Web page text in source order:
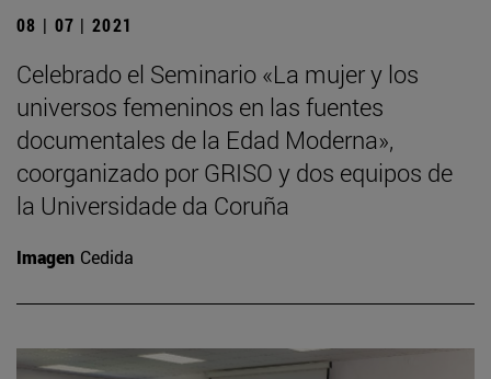
08 | 07 | 2021
Celebrado el Seminario «La mujer y los
universos femeninos en las fuentes
documentales de la Edad Moderna»,
coorganizado por GRISO y dos equipos de
la Universidade da Coruña
Imagen Cedida